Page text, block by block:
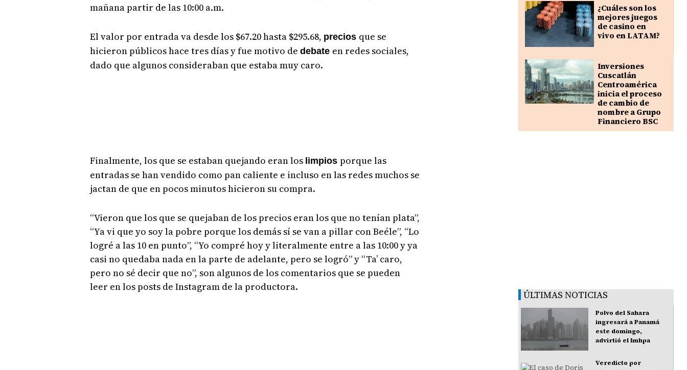
mañana partir de las 10:00 a.m.
El valor por entrada va desde los $67.20 hasta $295.68, precios que se
hicieron públicos hace tres días y fue motivo de debate en redes sociales,
dado que algunos consideraban que estaba muy caro.
Finalmente, los que se estaban quejando eran los limpios porque las
entradas se han vendido como pan caliente e incluso en las redes muchos se
jactan de que en pocos minutos hicieron su compra.
“Vieron que los que se quejaban de los precios eran los que no tenían plata”,
“Ya vi que yo soy la pobre porque los demás sí se van a pillar con Beéle”, “Lo
logré a las 10 en punto”, “Yo compré hoy y literalmente entre a las 10:00 y ya
casi no quedaba nada en la parte de adelante, pero se logró” y “Ta’ caro,
pero no sé decir que no”, son algunos de los comentarios que se pueden
leer en los posts de Instagram de la productora.
¿Cuáles son los
mejores juegos
de casino en
vivo en LATAM?
Inversiones
Cuscatlán
Centroamérica
inicia el proceso
de cambio de
nombre a Grupo
Financiero BSC
ÚLTIMAS NOTICIAS
Polvo del Sahara
ingresará a Panamá
este domingo,
advirtió el Imhpa
Veredicto por